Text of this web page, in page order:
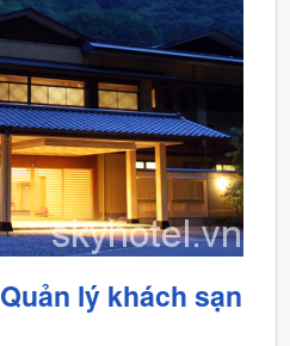
Quản lý khách sạn